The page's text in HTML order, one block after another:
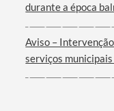
durante a época
Aviso –
serviços